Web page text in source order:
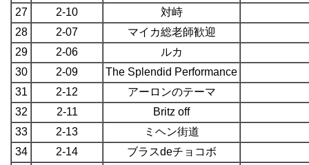
27
2-10
対峙
28
2-07
マイカ総老師歓迎
29
2-06
ルカ
30
2-09
The Splendid Performance
31
2-12
アーロンのテーマ
32
2-11
Britz off
33
2-13
ミヘン街道
34
2-14
ブラスdeチョコボ